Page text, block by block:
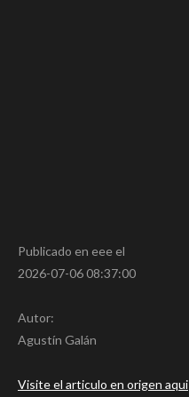
Publicado en eee el
2026-07-06 08:37:00
Autor:
Agustín Galán
Visite el articulo en origen aqui